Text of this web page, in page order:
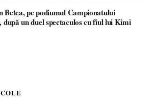
Betea, pe podiumul Campionatului
un duel spectaculos cu fiul lui Kimi